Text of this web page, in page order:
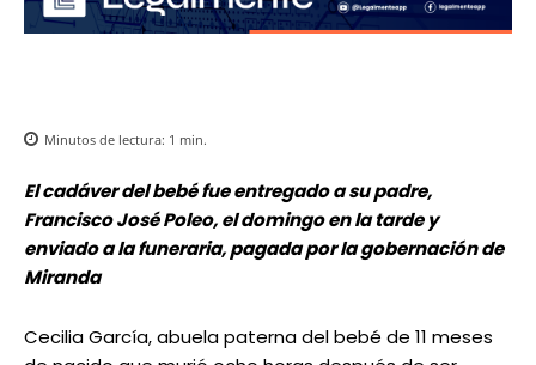
Minutos de lectura: 1 min.
El cadáver del bebé fue entregado a su padre,
Francisco José Poleo, el domingo en la tarde y
enviado a la funeraria, pagada por la gobernación de
Miranda
Cecilia García, abuela paterna del bebé de 11 meses